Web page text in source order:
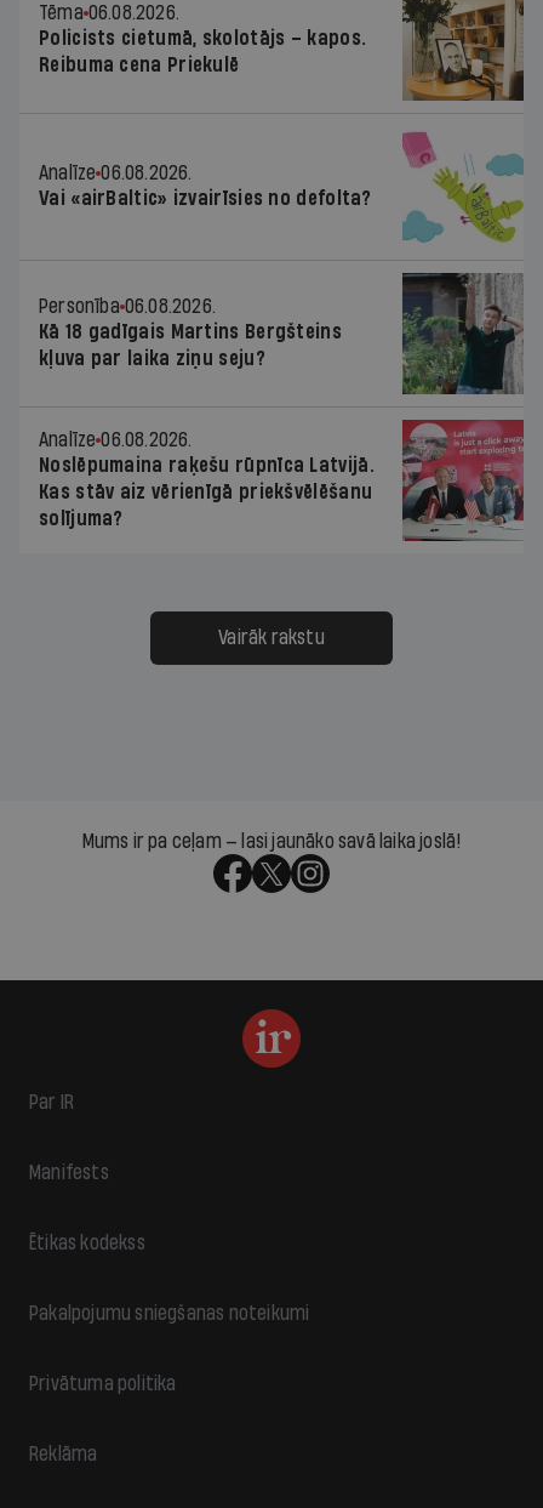
Tēma 06.08.2026.
Policists cietumā, skolotājs – kapos.
Reibuma cena Priekulē
Analīze 06.08.2026.
Vai «airBaltic» izvairīsies no defolta?
Personība 06.08.2026.
Kā 18 gadīgais Martins Bergšteins
kļuva par laika ziņu seju?
Analīze 06.08.2026.
Noslēpumaina raķešu rūpnīca Latvijā.
Kas stāv aiz vērienīgā priekšvēlēšanu
solījuma?
Vairāk rakstu
Mums ir pa ceļam — lasi jaunāko savā laika joslā!
Par IR
Manifests
Ētikas kodekss
Pakalpojumu sniegšanas noteikumi
Privātuma politika
Reklāma